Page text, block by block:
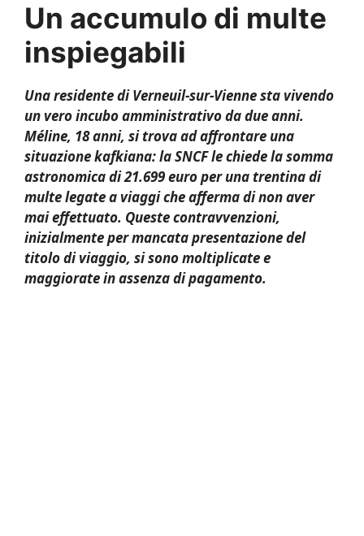
Un accumulo di multe
inspiegabili
Una residente di Verneuil-sur-Vienne sta vivendo
un vero incubo amministrativo da due anni.
Méline, 18 anni, si trova ad affrontare una
situazione kafkiana: la SNCF le chiede la somma
astronomica di 21.699 euro per una trentina di
multe legate a viaggi che afferma di non aver
mai effettuato. Queste contravvenzioni,
inizialmente per mancata presentazione del
titolo di viaggio, si sono moltiplicate e
maggiorate in assenza di pagamento.